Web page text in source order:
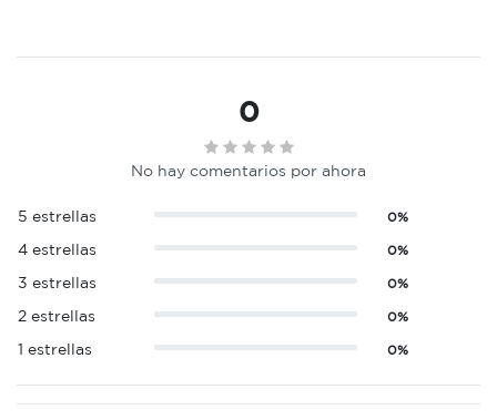
0
No hay comentarios por ahora
5 estrellas 0%
4 estrellas 0%
3 estrellas 0%
2 estrellas 0%
1 estrellas 0%